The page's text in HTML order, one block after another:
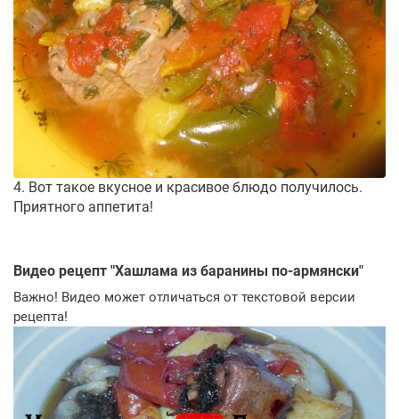
4. Вот такое вкусное и красивое блюдо получилось.
Приятного аппетита!
Видео рецепт "Хашлама из баранины по-армянски"
Важно! Видео может отличаться от текстовой версии
рецепта!